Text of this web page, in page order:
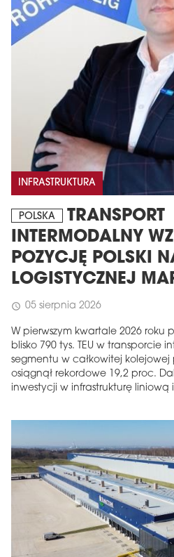
INFRASTRUKTURA
POLSKA
TRANSPORT
INTERMODALNY
POZYCJĘ POLSKI
LOGISTYCZNEJ
schedule 05 sierpnia 2026
W pierwszym kwartale 2026 roku
blisko 790 tys. TEU w transporcie
segmentu w całkowitej
osiągnął rekordowe 19,2 proc.
inwestycji w infrastrukturę liniową